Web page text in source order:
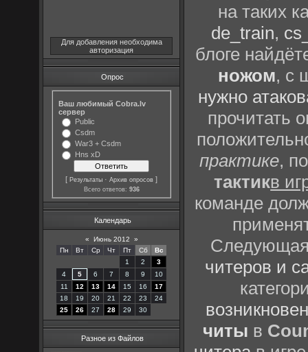
Для добавления необходима
авторизация
Опрос
Ваш любимый Cobra.lv
сервер
Public
Csdm
War3 + Csdm
Hns xD
[Результаты ·Архив опросов ]
Всего ответов: 936
Календарь
« Июнь 2012
»
Пн
Вт Ср Чт Пт Сб
Вс
1
2
3
4
5 6 7 8 9
10
11
12 13 14 15 16
17
18
19 20 21 22 23
24
25
26 27 28 29 30
Разное из Файлов
на таких
de_train,
блоге
ножом, с
нужно
прочитать
практике,
тактикв
команде
Следующая
читеров и
читы в